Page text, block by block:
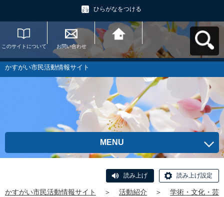
ひらがなをつける
このサイトについて お問い合わせ
かすがい市民活動情
報サイトへ戻る
かすがい市民活動情報サイト
MENU
読み上げ 読み上げ設定
かすがい市民活動情報サイト ＞ 活動紹介 ＞
学術・文化・芸